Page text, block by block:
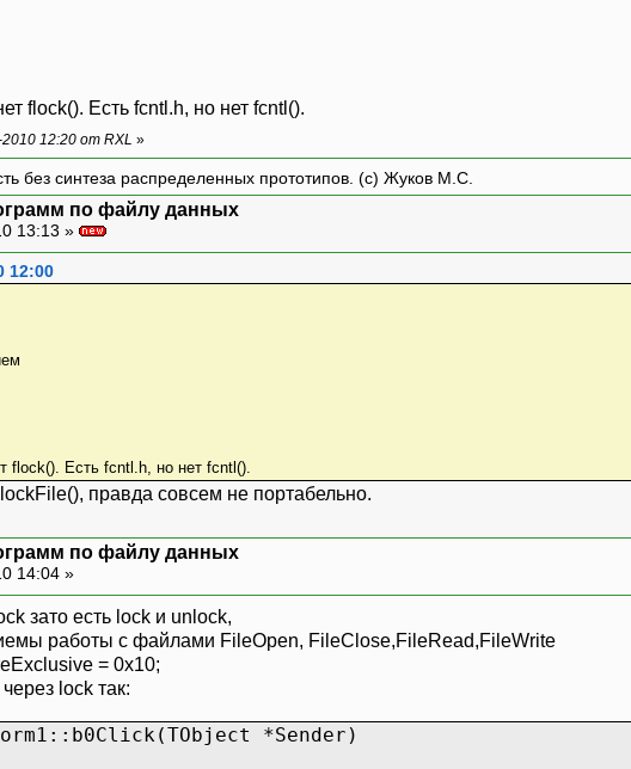
flock(). Есть fcntl.h, но нет fcntl().
12:20 от RXL »
без синтеза распределенных прототипов. (с) Жуков М.С.
по файлу данных
13:13 »
12:00
flock(). Есть fcntl.h, но нет fcntl().
правда совсем не портабельно.
по файлу данных
14:04 »
зато есть lock и unlock,
работы с файлами FileOpen, FileClose,FileRead,FileWrite
= 0x10;
lock так:
*Sender)